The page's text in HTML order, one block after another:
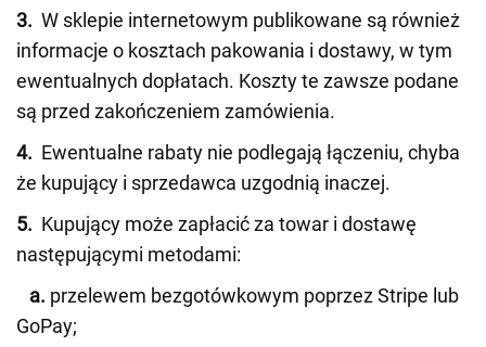
3. W sklepie internetowym publikowane są również
informacje o kosztach pakowania i dostawy, w tym
ewentualnych dopłatach. Koszty te zawsze podane
są przed zakończeniem zamówienia.
4. Ewentualne rabaty nie podlegają łączeniu, chyba
że kupujący i sprzedawca uzgodnią inaczej.
5. Kupujący może zapłacić za towar i dostawę
następującymi metodami:
a. przelewem bezgotówkowym poprzez Stripe lub
GoPay;